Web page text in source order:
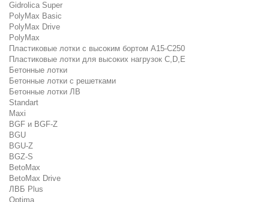
Gidrolica Super
PolyMax Basic
PolyMax Drive
PolyMax
Пластиковые лотки с высоким бортом А15-C250
Пластиковые лотки для высоких нагрузок C,D,E
Бетонные лотки
Бетонные лотки с решетками
Бетонные лотки ЛВ
Standart
Maxi
BGF и BGF-Z
BGU
BGU-Z
BGZ-S
BetoMax
BetoMax Drive
ЛВБ Plus
Optima